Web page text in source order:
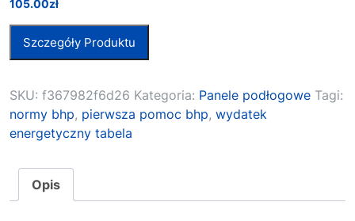
105.00zł
Szczegóły Produktu
SKU: f367982f6d26 Kategoria: Panele podłogowe Tagi:
normy bhp, pierwsza pomoc bhp, wydatek
energetyczny tabela
Opis